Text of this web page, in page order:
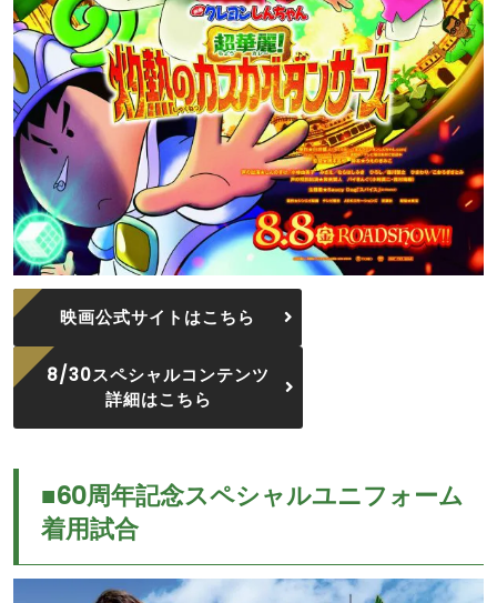
映画公式サイトはこちら
8/30スペシャルコンテンツ
詳細はこちら
■60周年記念スペシャルユニフォーム
着用試合